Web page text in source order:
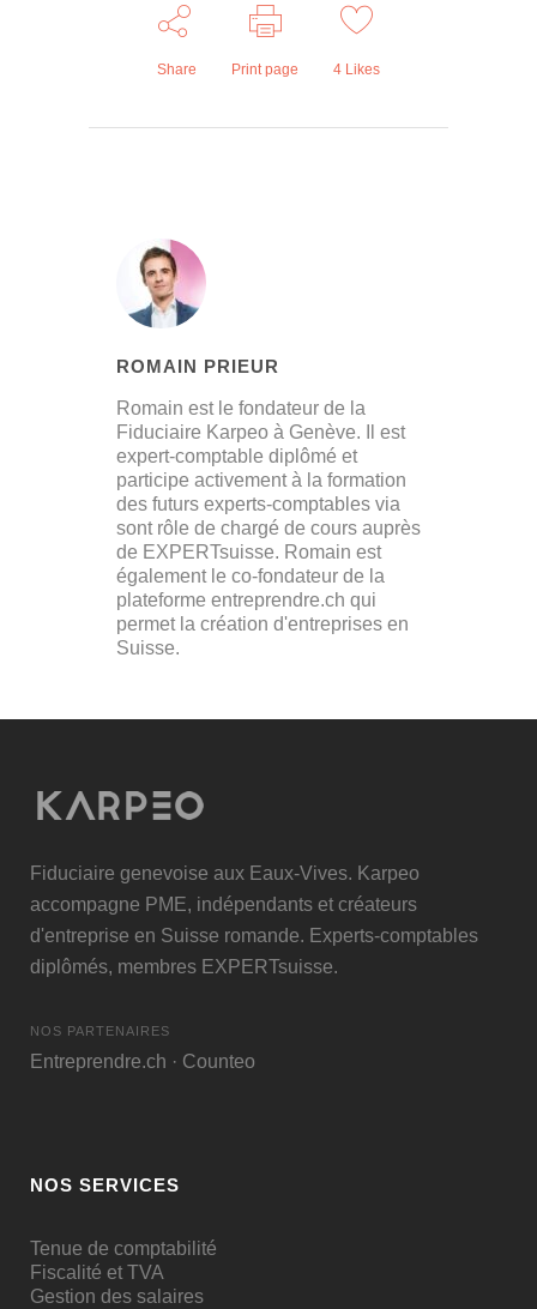
Share Print page 4 Likes
ROMAIN PRIEUR
Romain est le fondateur de la
Fiduciaire Karpeo à Genève. Il est
expert-comptable diplômé et
participe activement à la formation
des futurs experts-comptables via
sont rôle de chargé de cours auprès
de EXPERTsuisse. Romain est
également le co-fondateur de la
plateforme entreprendre.ch qui
permet la création d'entreprises en
Suisse.
Fiduciaire genevoise aux Eaux-Vives. Karpeo
accompagne PME, indépendants et créateurs
d'entreprise en Suisse romande. Experts-comptables
diplômés, membres EXPERTsuisse.
NOS PARTENAIRES
Entreprendre.ch · Counteo
NOS SERVICES
Tenue de comptabilité
Fiscalité et TVA
Gestion des salaires